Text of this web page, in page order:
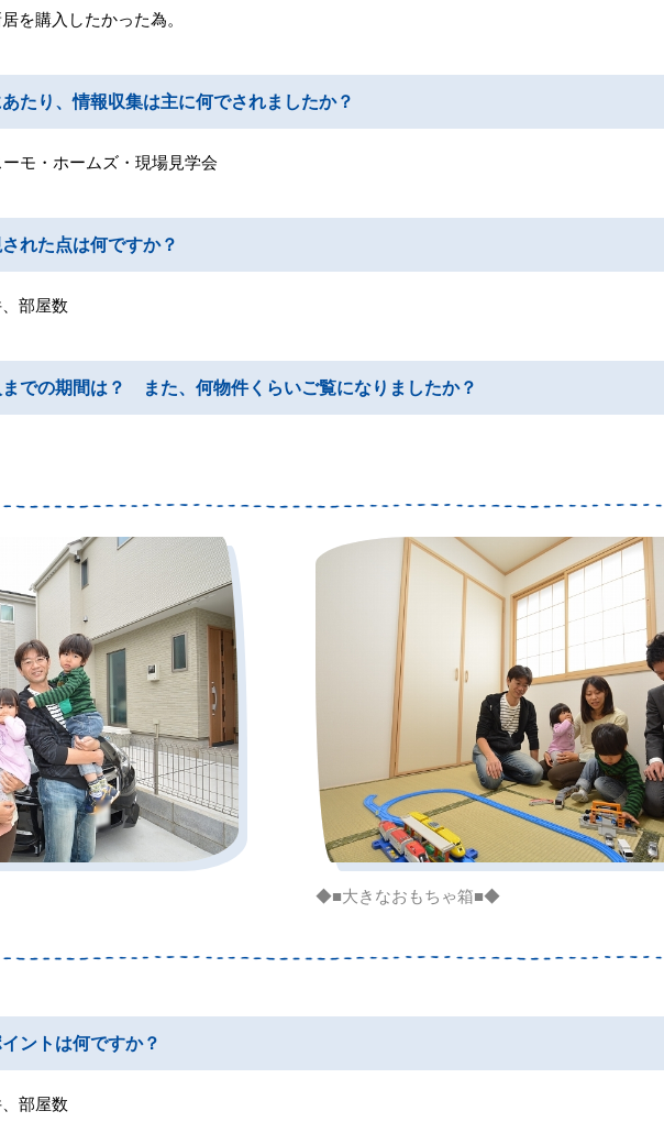
を購入したかった為。
たり、情報収集は主に何でされましたか？
モ・ホームズ・現場見学会
れた点は何ですか？
部屋数
での期間は？ また、何物件くらいご覧になりましたか？
◆■大きなおもちゃ箱■◆
ントは何ですか？
部屋数